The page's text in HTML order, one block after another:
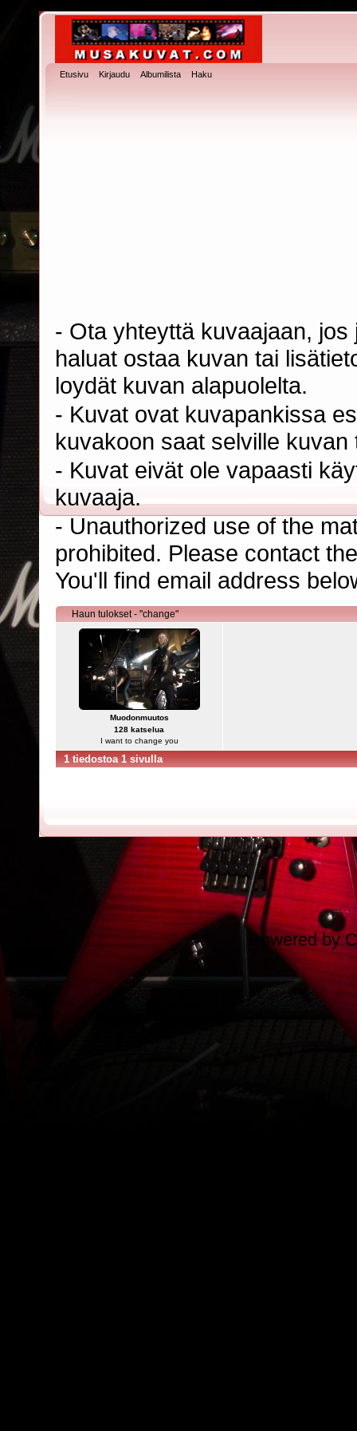
Etusivu Kirjaudu Albumilista Haku
- Ota yhteyttä kuvaajaan,
haluat ostaa kuvan tai
loydät kuvan alapuolelta.
- Kuvat ovat kuvapankissa
kuvakoon saat selville
- Kuvat eivät ole vapaasti
kuvaaja.
- Unauthorized use of the
prohibited. Please contact
You'll find email address
Haun tulokset - "change"
Muodonmuutos
128 katselua
I want to change you
1 tiedostoa 1 sivulla
Powered by